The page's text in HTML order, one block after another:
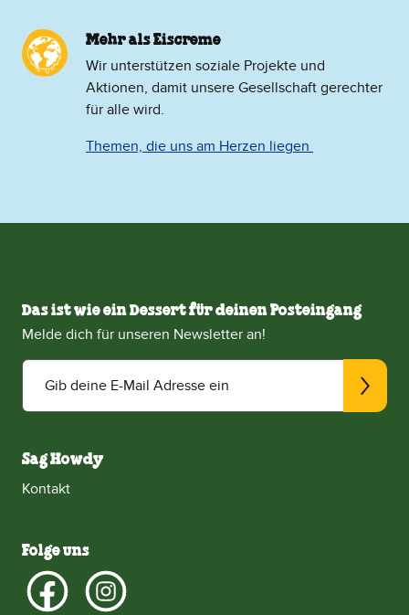
Mehr als Eiscreme
​Wir unterstützen soziale Projekte und
Aktionen, damit unsere Gesellschaft gerechter
für alle wird.
Themen, die uns am Herzen liegen
Das ist wie ein Dessert für deinen Posteingang
Melde dich für unseren Newsletter an!
Gib deine E-Mail Adresse ein
Sag Howdy
Kontakt
Folge uns